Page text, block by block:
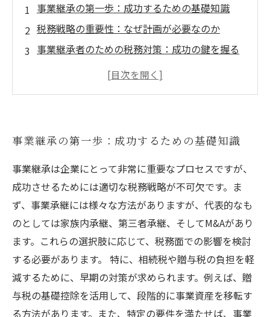
事業継承の第一歩：成功するための基礎知識
税務戦略の重要性：なぜ計画が必要なのか
事業継承者のための税務対策：成功の鍵を握る
実際の事例紹介：成功事例から学ぶ税務戦略
未来への架け橋：事業継承を成功に導く税務戦
略まとめ
事業継承の第一歩：成功するための基礎知識
事業継承は企業にとって非常に重要なプロセスですが、
成功させるためには適切な税務戦略が不可欠です。ま
ず、事業承継には様々な方法がありますが、代表的なも
のとしては家族内承継、第三者承継、そしてM&Aがあり
ます。これらの選択肢に応じて、税務面での影響を検討
する必要があります。 特に、相続税や贈与税の負担を軽
減するために、早期の対策が求められます。例えば、贈
与税の基礎控除を活用して、段階的に事業資産を移転す
る方法があります。また、特定の要件を満たせば、事業